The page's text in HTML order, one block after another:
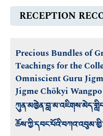
RECEPTION
Precious Bundles of
Teachings for the
Omniscient Guru
Jigme Chökyi